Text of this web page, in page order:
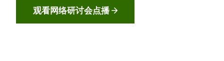
观看网络研讨会点播